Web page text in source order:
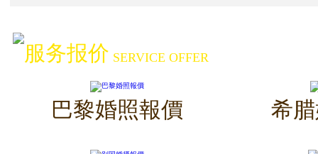
服务报价 SERVICE OFFER
巴黎婚照報價 希